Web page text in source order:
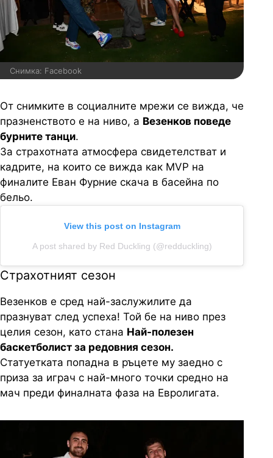
Снимка: Facebook
От снимките в социалните мрежи се вижда, че
празненството е на ниво, а Везенков поведе
бурните танци.
За страхотната атмосфера свидетелстват и
кадрите, на които се вижда как MVP на
финалите Еван Фурние скача в басейна по
бельо.
View this post on Instagram
A post shared by Red Duckling (@redduckling)
Страхотният сезон
Везенков е сред най-заслужилите да
празнуват след успеха! Той бе на ниво през
целия сезон, като стана Най-полезен
баскетболист за редовния сезон.
Статуетката попадна в ръцете му заедно с
приза за играч с най-много точки средно на
мач преди финалната фаза на Евролигата.